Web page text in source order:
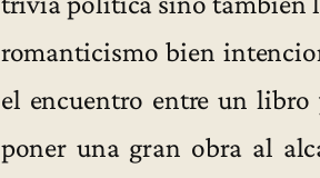
romanticismo bien
el encuentro entre un libro
poner una gran obra al